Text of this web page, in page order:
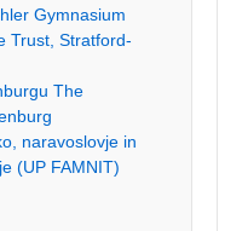
Gymnasium
Trust, Stratford-
The
naravoslovje in
(UP FAMNIT)